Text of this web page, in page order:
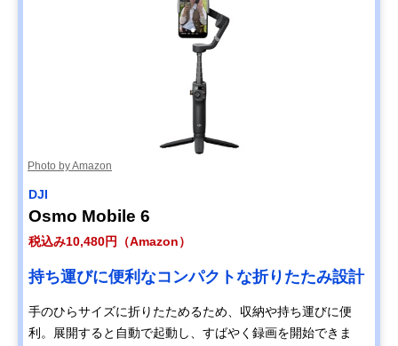
Photo by Amazon
DJI
Osmo Mobile 6
税込み10,480円（Amazon）
持ち運びに便利なコンパクトな折りたたみ設計
手のひらサイズに折りたためるため、収納や持ち運びに便
利。展開すると自動で起動し、すばやく録画を開始できま